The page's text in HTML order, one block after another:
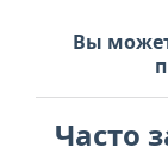
Вы
Часто